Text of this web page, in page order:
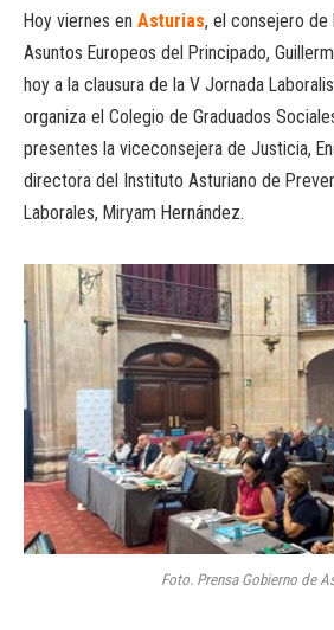
Hoy viernes en Asturias, el consejero de
Asuntos Europeos del Principado,
hoy a la clausura de la V Jornada
organiza el Colegio de Graduados
presentes la viceconsejera de Justicia,
directora del Instituto Asturiano de
Laborales, Miryam Hernández.
Foto. Prensa Gobierno de